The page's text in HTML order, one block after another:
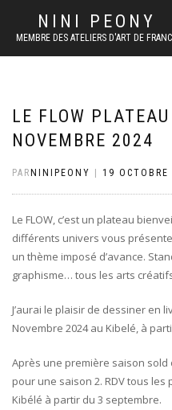
NINI PEONY
MEMBRE DES ATELIERS D'ART DE
LE FLOW
NOVEMBRE 2024
PAR NINIPEONY 19
Le FLOW, c’est un plateau
différents univers vous
un thème imposé d’avance.
graphisme… tous les arts
J’aurai le plaisir de dessiner en
Novembre 2024 au Kibelé, à
Après une première saison
pour une saison 2. RDV tous
Kibélé à partir du 3 septembre.